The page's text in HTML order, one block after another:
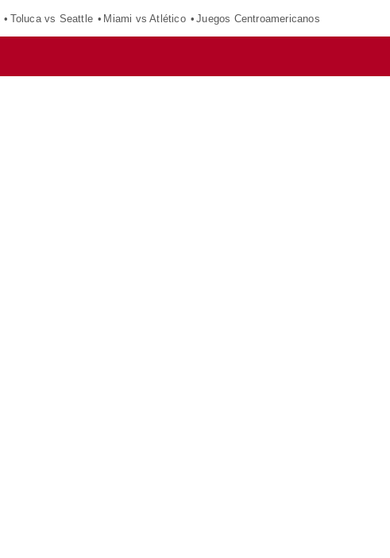
Toluca vs Seattle Miami vs Atlético Juegos Centroamericanos